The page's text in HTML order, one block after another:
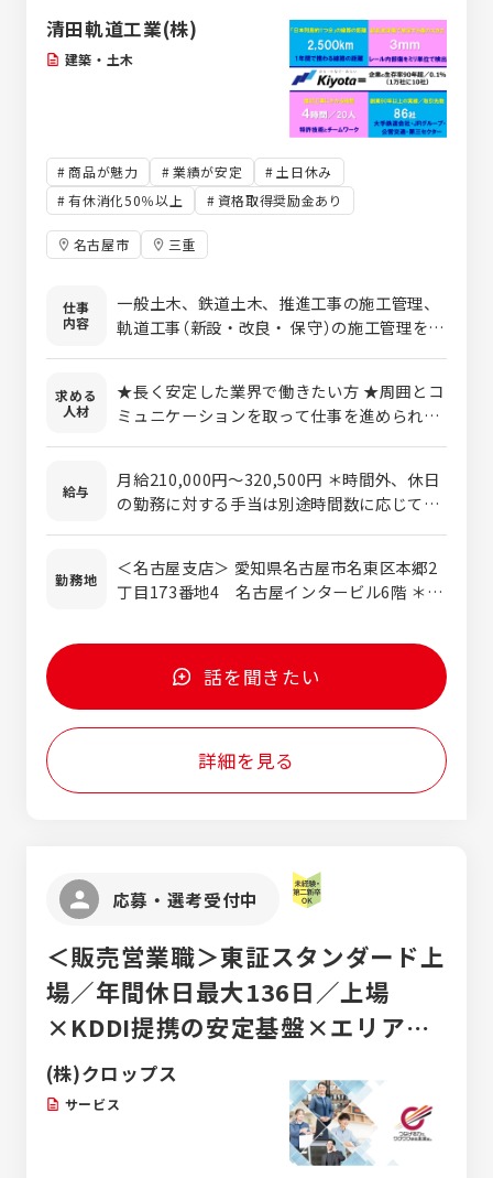
ないように、強度はこれくらいで…」といっ
た細かい要件を考慮しながら、部品の配置を
清田軌道工業(株)
建築・土木
商品が魅力 業績が安定
土日休み
有休消化50％以上
資格取得奨励金あり
名古屋市 三重
仕事
内容
一般土木、鉄道土木、推進工事の施工管理、
軌道工事（新設・改良・ 保守）の施工管理を担
施工管理を行います。 現場作業がメインでは
なく、現場の監督業務がメインのお仕事で
す。 ★鉄道関係、建設業界が初めての方でも
十分に活躍しています。 【軌道部門】 軌道の
専門業者としてスタートして以来、関西の鉄
す。 施工管理として、レールや枕木（まくら
ぎ）の点検・メンテナンス、経年劣化してい
って頂きます。 【検測部門】 ハイテクの機器
を使用し、軌道を調査・検査する専門の部門
です。 レール内部にキズがないか超音波を使
い検査を行ったり、専用の検測機器を使用し
てゆがみを測定したりして、調査・点検しま
す。また、レーザーを使う専用検測機器を使
用して、変位を測り保守作業計画をアシスト
土木工事、下水道工事、鉄道土木工事の施工
管理を行います。今後は鉄道構造補修・改良
績を広げています。 【販売部門】 清田軌道工
業が開発した、特許取得のオリジナル踏切商
材の販売を行います。踏切現場の調査から、
図面の発注、商品の納品、現場の施工にも立
望のヒアリング、それに対する最良の提案、
アフターサービスが主な業務です。
求める
人材
★長く安定した業界で働きたい方 ★周囲とコ
ミュニケーションを取って仕事を進められる
給与
月給210,000円～320,500円 ＊時間外、休日
の勤務に対する手当は別途時間数に応じて支
優遇いたします。 【年収例】 年収例／680万円
（40歳・経験22年） 540万円（30歳・
勤務地
＜名古屋支店＞ 愛知県名古屋市名東区本郷2
丁目173番地4 名古屋インタービル6階 ＊地
県三重郡川越町大字豊田字南台169番地 ＊近
鉄「川越富洲原」駅、徒歩5分 ＊ご希望であれ
ば、東京・大阪の勤務も可能です。
話を聞きたい
詳細を見る
応募・選考受付中
＜販売営業職＞東証スタンダード上
場／年間休日最大136日／上場
×KDDI提携の安定基盤×エリア最
大規模／未経験歓迎！
(株)クロップス
サービス